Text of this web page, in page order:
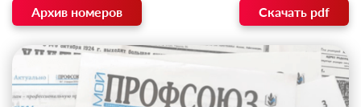
Архив номеров Скачать pdf